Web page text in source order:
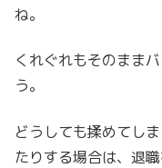
ね。
くれぐれもそのまま
う。
どうしても揉めてし
たりする場合は、退